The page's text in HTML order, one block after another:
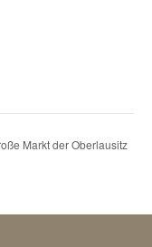
Markt der Oberlausitz